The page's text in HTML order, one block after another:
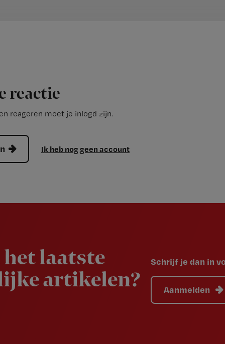
reactie
reageren moet je inlogd zijn.
Ik heb nog geen account
laatste
artikelen?
Schrijf je dan in
Aanmelden